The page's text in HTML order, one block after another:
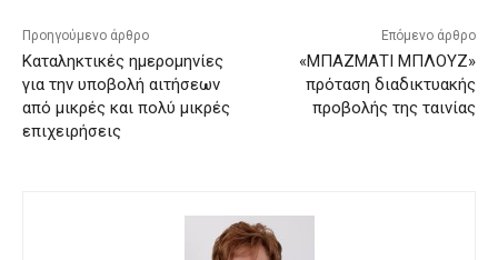
Προηγούμενο άρθρο
Καταληκτικές ημερομηνίες
για την υποβολή αιτήσεων
από μικρές και πολύ μικρές
επιχειρήσεις
Επόμενο άρθρο
«ΜΠΑΖΜΑΤΙ ΜΠΛΟΥΖ»
πρόταση διαδικτυακής
προβολής της ταινίας